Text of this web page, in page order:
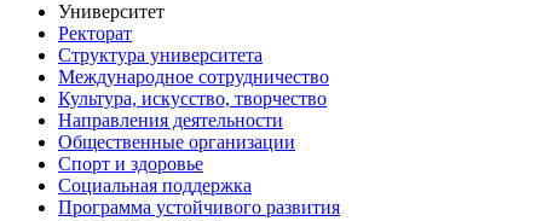
Университет
Ректорат
Структура университета
Международное сотрудничество
Культура, искусство, творчество
Направления деятельности
Общественные организации
Спорт и здоровье
Социальная поддержка
Программа устойчивого развития